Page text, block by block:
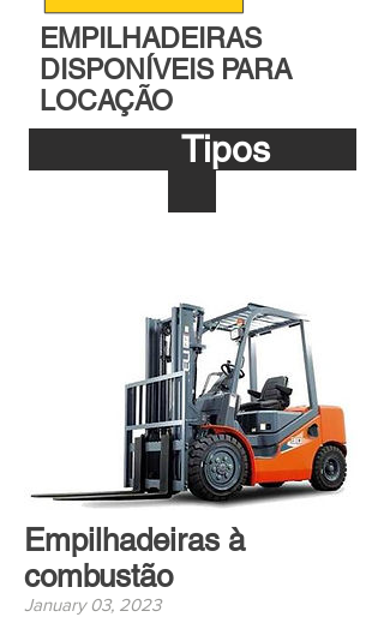
EMPILHADEIRAS
DISPONÍVEIS PARA
LOCAÇÃO
Tipos
Empilhadeiras à
combustão
January 03, 2023